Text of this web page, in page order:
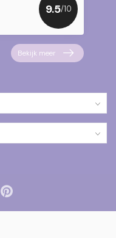
9.5/10
Bekijk meer